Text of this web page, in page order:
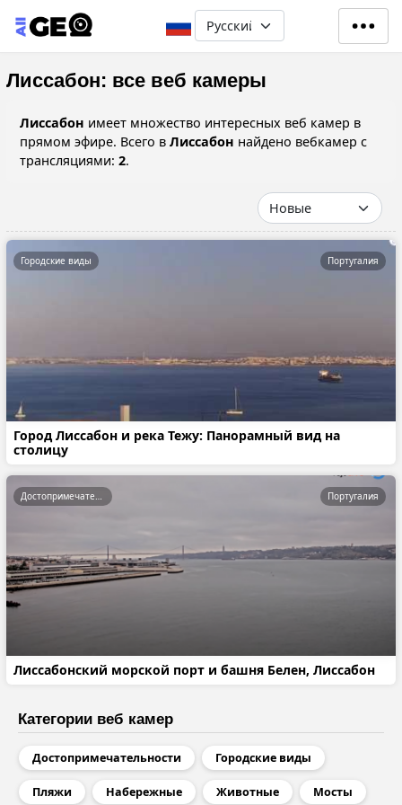
Перейти к основному
Select your language
Лиссабон: все веб камеры
Лиссабон имеет множество интересных веб камер в
прямом эфире. Всего в Лиссабон найдено вебкамер с
трансляциями: 2.
Город Лиссабон и река Тежу: Панорамный вид на
столицу
Городские виды Португалия
Лиссабонский морской порт и башня Белен, Лиссабон
Достопримечательности Португалия
Категории веб камер
Достопримечательности Городские виды
Пляжи Набережные Животные Мосты